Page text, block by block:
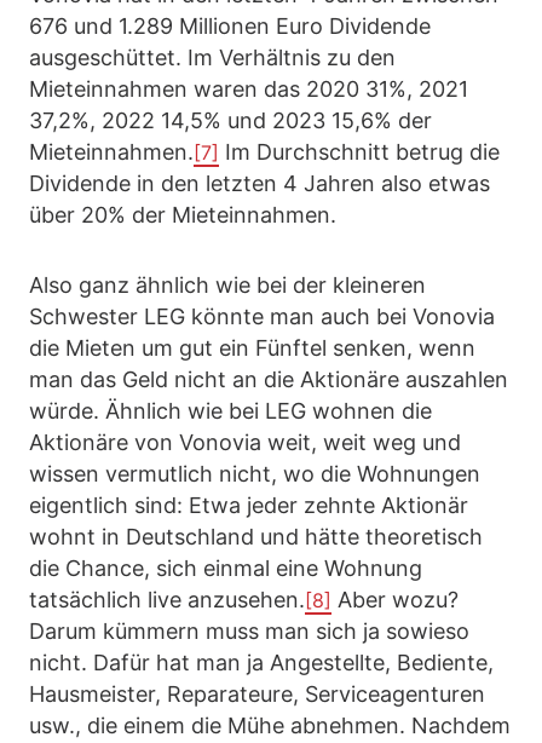
676 und 1.289 Millionen Euro Dividende
ausgeschüttet. Im Verhältnis zu den
Mieteinnahmen waren das 2020 31%, 2021
37,2%, 2022 14,5% und 2023 15,6% der
Mieteinnahmen. [7] Im Durchschnitt betrug die
Dividende in den letzten 4 Jahren also etwas
über 20% der Mieteinnahmen.
Also ganz ähnlich wie bei der kleineren
Schwester LEG könnte man auch bei Vonovia
die Mieten um gut ein Fünftel senken, wenn
man das Geld nicht an die Aktionäre auszahlen
würde. Ähnlich wie bei LEG wohnen die
Aktionäre von Vonovia weit, weit weg und
wissen vermutlich nicht, wo die Wohnungen
eigentlich sind: Etwa jeder zehnte Aktionär
wohnt in Deutschland und hätte theoretisch
die Chance, sich einmal eine Wohnung
tatsächlich live anzusehen. [8] Aber wozu?
Darum kümmern muss man sich ja sowieso
nicht. Dafür hat man ja Angestellte, Bediente,
Hausmeister, Reparateure, Serviceagenturen
usw., die einem die Mühe abnehmen. Nachdem